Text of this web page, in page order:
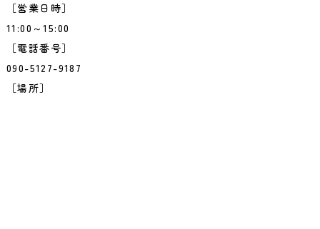
［営業日時］
11:00～15:00
［電話番号］
090-5127-9187
［場所］